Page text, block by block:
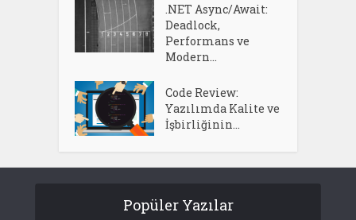
.NET Async/Await:
Deadlock,
Performans ve
Modern...
Code Review:
Yazılımda Kalite ve
İşbirliğinin...
Popüler Yazılar